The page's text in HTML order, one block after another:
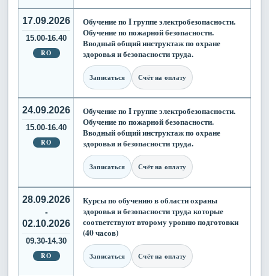
17.09.2026
15.00-16.40
RO
Обучение по I группе электробезопасности.
Обучение по пожарной безопасности.
Вводный общий инструктаж по охране
здоровья и безопасности труда.
Записаться Счёт на оплату
24.09.2026
15.00-16.40
RO
Обучение по I группе электробезопасности.
Обучение по пожарной безопасности.
Вводный общий инструктаж по охране
здоровья и безопасности труда.
Записаться Счёт на оплату
28.09.2026
-
02.10.2026
09.30-14.30
RO
Курсы по обучению в области охраны
здоровья и безопасности труда которые
соответствуют второму уровню подготовки
(40 часов)
Записаться Счёт на оплату